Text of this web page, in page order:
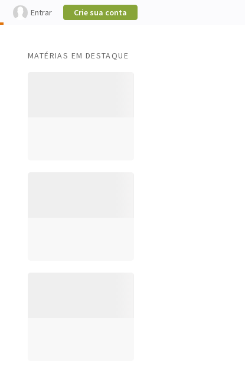
Crie sua conta
Entrar
MATÉRIAS EM DESTAQUE